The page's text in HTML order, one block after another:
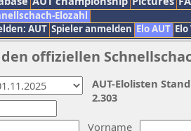
Elozahl
AUT Spieler anmelden Elo AUT
offiziellen
Vorname
AUT-Elolisten
2.303